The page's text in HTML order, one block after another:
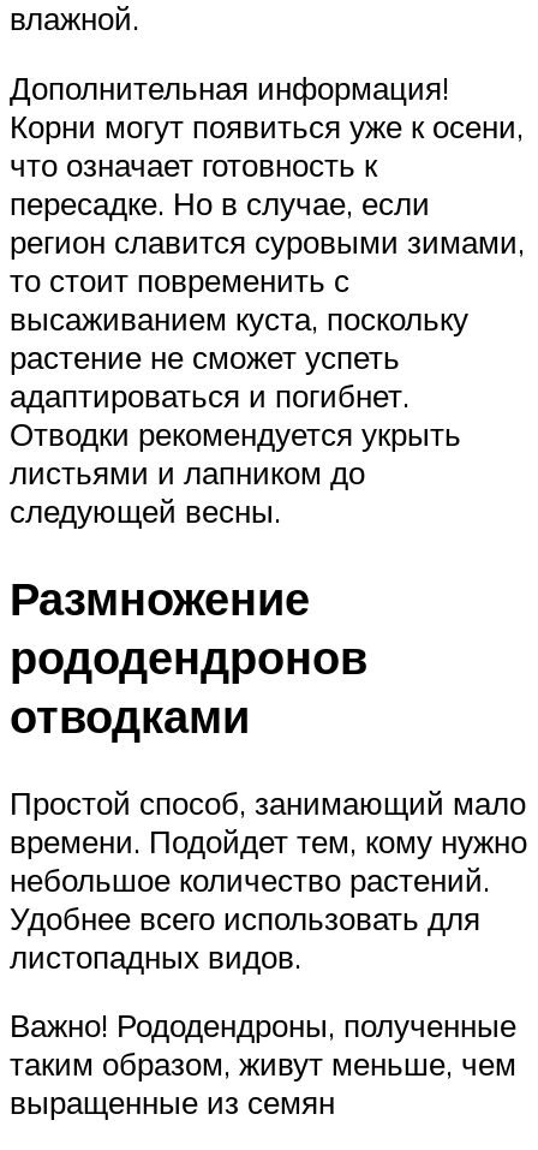
влажной.
Дополнительная информация!
Корни могут появиться уже к осени,
что означает готовность к
пересадке. Но в случае, если
регион славится суровыми зимами,
то стоит повременить с
высаживанием куста, поскольку
растение не сможет успеть
адаптироваться и погибнет.
Отводки рекомендуется укрыть
листьями и лапником до
следующей весны.
Размножение
рододендронов
отводками
Простой способ, занимающий мало
времени. Подойдет тем, кому нужно
небольшое количество растений.
Удобнее всего использовать для
листопадных видов.
Важно! Рододендроны, полученные
таким образом, живут меньше, чем
выращенные из семян